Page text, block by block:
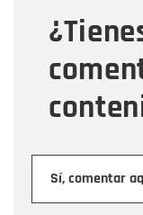
Sí, comentar
Mensaje